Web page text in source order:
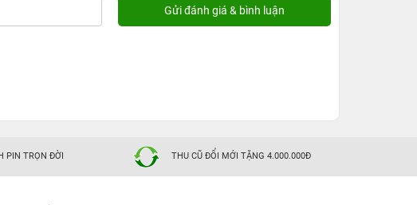
PIN TRỌN ĐỜI THU CŨ ĐỔI MỚI TẶNG 4.000.000Đ